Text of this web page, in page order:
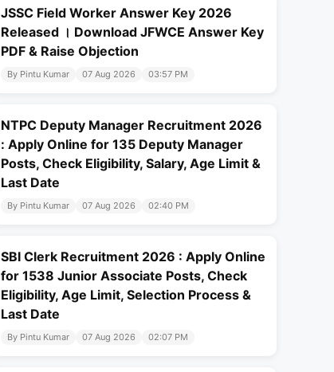
JSSC Field Worker Answer Key 2026
Released । Download JFWCE Answer Key
PDF & Raise Objection
By Pintu Kumar 07 Aug 2026 03:57 PM
NTPC Deputy Manager Recruitment 2026
: Apply Online for 135 Deputy Manager
Posts, Check Eligibility, Salary, Age Limit &
Last Date
By Pintu Kumar 07 Aug 2026 02:40 PM
SBI Clerk Recruitment 2026 : Apply Online
for 1538 Junior Associate Posts, Check
Eligibility, Age Limit, Selection Process &
Last Date
By Pintu Kumar 07 Aug 2026 02:07 PM